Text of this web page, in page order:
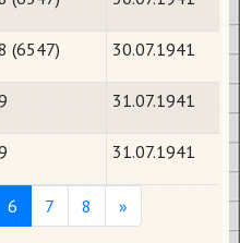
(6547) 30.07.1941
31.07.1941
31.07.1941
6 7 8 »